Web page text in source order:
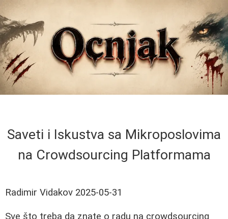
Saveti i Iskustva sa Mikroposlovima
na Crowdsourcing Platformama
Radimir Vidakov 2025-05-31
Sve što treba da znate o radu na crowdsourcing